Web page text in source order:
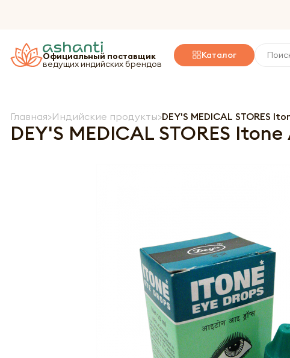
Официальный поставщик
ведущих индийских брендов
Каталог
Главная Индийские продукты DEY'S MEDICAL STORES
DEY'S MEDICAL STORES